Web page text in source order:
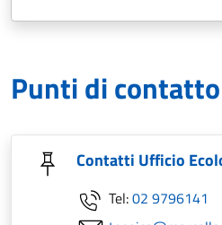
Punti di contatto
Contatti Ufficio
Tel:02 9796141